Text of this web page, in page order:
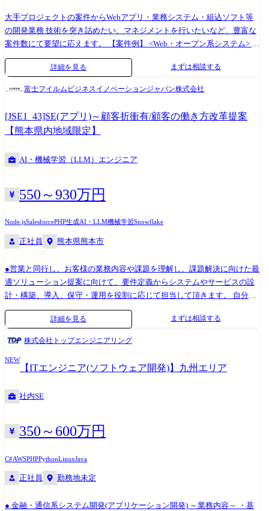
大手プロジェクトの案件からWebアプリ・業務システム・組込ソフト等
の開発業務 技術を突き詰めたい、マネジメントを行いたいなど、豊富な
案件数にて要望に応えます。 【案件例】 <Web・オープン系システム> ◎
大手金融システム開発 ◎AI関連システムやWebアプリの開発 ◎Android
アプリ、スマートフォン分野での各種開発 ◎ECサイト、ポータルサイト
の開発 <業務系システム> ◎顧客管理システム開発 ◎医療・福祉系シス
開発> ◎車載系制御システム開発 ◎IoT画像処理制御開発 (変更の範囲)会
社の定める業務
詳細を見る まずは相談する
富士フイルムビジネスイノベーションジャパン株式会社
[JSE1_43]SE(アプリ)～顧客折衝有/顧客の働き方改革提案
【熊本県内地域限定】
AI・機械学習（LLM）エンジニア
550～930万円
Node.jsSalesforcePHP生成AI・LLM機械学習Snowflake
正社員 熊本県熊本市
●営業と同行し、お客様の業務内容や課題を理解し、課題解決に向けた最
適ソリューション提案に向けて、要件定義からシステムやサービスの設
計・構築、導入、保守・運用を役割に応じて担当して頂きます。 自分が
携わった仕事やシステムがお客様にどう活用され、働き方を改善できた
か、ダイレクトに味わえる業務です。 【担当領域】 オフィス関連業務、
の各種業務における課題解決を実現する業務ソリューションを担当しま
す。 ●新しい技術分野も活用し、お客様の課題に合わせた最適なソリュ
ーションを提供します。 【今後のキャリア】 提案から設計構築を担うSE
としてご活躍いただき、将来的にはより高度な課題解決提案を担う提案
可能です。 【配属先】 システムエンジニアリング統括部
詳細を見る まずは相談する
株式会社トップエンジニアリング
NEW
【ITエンジニア(ソフトウェア開発)】九州エリア
社内SE
350～600万円
C#AWSPHPPythonLinuxJava
正社員 勤務地未定
● 金融・通信系システム開発(アプリケーション開発) ～業務内容～ ・基